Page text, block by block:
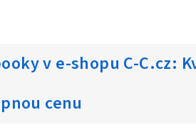
v e-shopu C-C.cz:
cenu